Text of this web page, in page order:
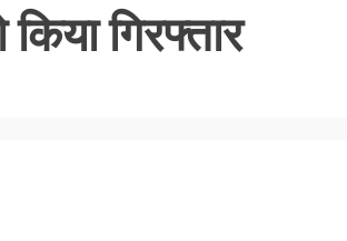
गिरफ्तार